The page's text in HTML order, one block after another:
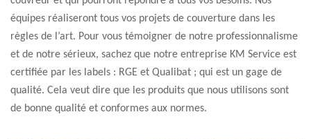
équipes réaliseront tous vos projets de couverture dans les
règles de l’art. Pour vous témoigner de notre professionnalisme
et de notre sérieux, sachez que notre entreprise KM Service est
certifiée par les labels : RGE et Qualibat ; qui est un gage de
qualité. Cela veut dire que les produits que nous utilisons sont
de bonne qualité et conformes aux normes.